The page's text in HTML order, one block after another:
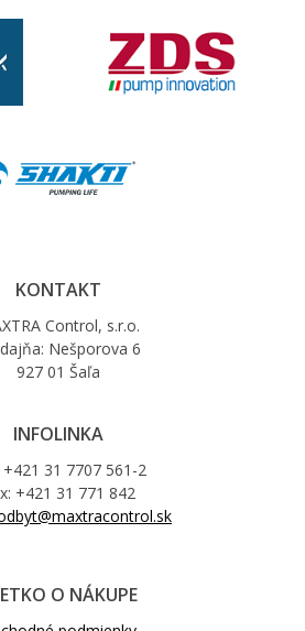
KONTAKT
Control, s.r.o.
Nešporova 6
927 01 Šaľa
INFOLINKA
+421 31 7707 561-2
+421 31 771 842
O NÁKUPE